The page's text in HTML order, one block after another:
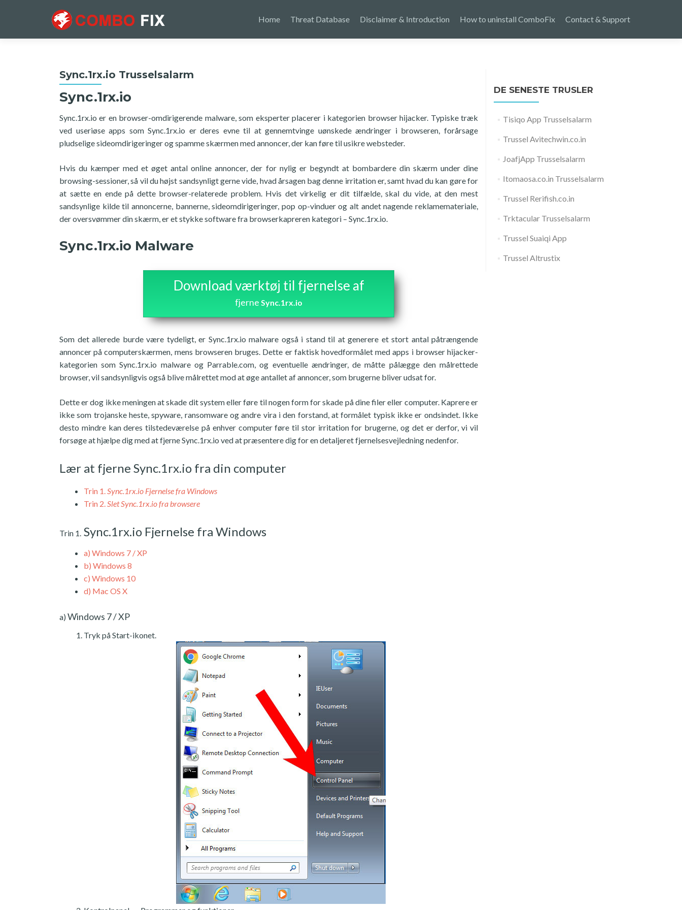
Home Threat Database Disclaimer & Introduction How to uninstall ComboFix Contact & Support
Sync.1rx.io Trusselsalarm
Sync.1rx.io
Sync.1rx.io er en browser-omdirigerende malware, som eksperter placerer i kategorien browser hijacker. Typiske træk
ved useriøse apps som Sync.1rx.io er deres evne til at gennemtvinge uønskede ændringer i browseren, forårsage
pludselige sideomdirigeringer og spamme skærmen med annoncer, der kan føre til usikre websteder.
Hvis du kæmper med et øget antal online annoncer, der for nylig er begyndt at bombardere din skærm under dine
browsing-sessioner, så vil du højst sandsynligt gerne vide, hvad årsagen bag denne irritation er, samt hvad du kan gøre for
at sætte en ende på dette browser-relaterede problem. Hvis det virkelig er dit tilfælde, skal du vide, at den mest
sandsynlige kilde til annoncerne, bannerne, sideomdirigeringer, pop op-vinduer og alt andet nagende reklamemateriale,
der oversvømmer din skærm, er et stykke software fra browserkapreren kategori – Sync.1rx.io.
Sync.1rx.io Malware
Download værktøj til fjernelse af
fjerne Sync.1rx.io
Som det allerede burde være tydeligt, er Sync.1rx.io malware også i stand til at generere et stort antal påtrængende
annoncer på computerskærmen, mens browseren bruges. Dette er faktisk hovedformålet med apps i browser hijacker-
kategorien som Sync.1rx.io malware og Parrable.com, og eventuelle ændringer, de måtte pålægge den målrettede
browser, vil sandsynligvis også blive målrettet mod at øge antallet af annoncer, som brugerne bliver udsat for.
Dette er dog ikke meningen at skade dit system eller føre til nogen form for skade på dine filer eller computer. Kaprere er
ikke som trojanske heste, spyware, ransomware og andre vira i den forstand, at formålet typisk ikke er ondsindet. Ikke
desto mindre kan deres tilstedeværelse på enhver computer føre til stor irritation for brugerne, og det er derfor, vi vil
forsøge at hjælpe dig med at fjerne Sync.1rx.io ved at præsentere dig for en detaljeret fjernelsesvejledning nedenfor.
Lær at fjerne Sync.1rx.io fra din computer
Trin 1.Sync.1rx.io Fjernelse fra Windows
Trin 2.Slet Sync.1rx.io fra browsere
Trin 1. Sync.1rx.io Fjernelse fra Windows
a) Windows 7 / XP
b) Windows 8
c) Windows 10
d) Mac OS X
a) Windows 7 / XP
Tryk på Start-ikonet.
DE SENESTE TRUSLER
Tisiqo App Trusselsalarm
Trussel Avitechwin.co.in
JoafjApp Trusselsalarm
Itomaosa.co.in Trusselsalarm
Trussel Rerifish.co.in
Trktacular Trusselsalarm
Trussel Suaiqi App
Trussel Altrustix